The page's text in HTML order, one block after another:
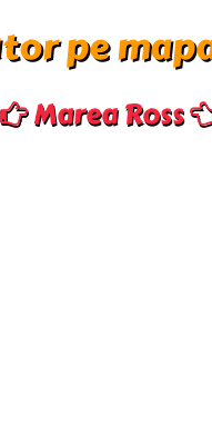
pe
Marea Ross